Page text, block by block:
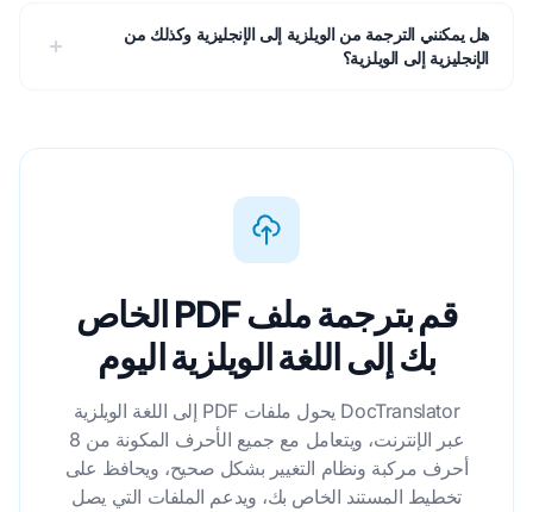
هل يمكنني الترجمة من الويلزية إلى الإنجليزية وكذلك من
الإنجليزية إلى الويلزية؟
قم بترجمة ملف PDF الخاص
بك إلى اللغة الويلزية اليوم
DocTranslator يحول ملفات PDF إلى اللغة الويلزية
عبر الإنترنت، ويتعامل مع جميع الأحرف المكونة من 8
أحرف مركبة ونظام التغيير بشكل صحيح، ويحافظ على
تخطيط المستند الخاص بك، ويدعم الملفات التي يصل